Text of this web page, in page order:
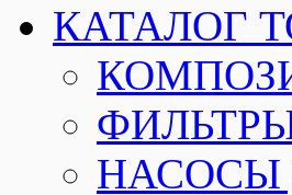
КАТАЛОГ
НАСОСЫ